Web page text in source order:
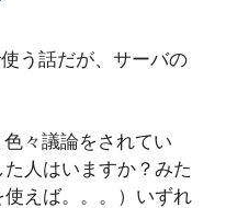
う話だが、サーバの
々議論をされてい
人はいますか？みた
えば。。。）いずれ